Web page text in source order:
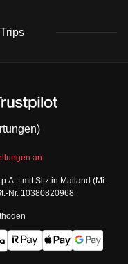
Support
Kontaktiere uns
Gutscheine
an
| mit Sitz in Mailand (Mi-
Nr. 10380820968